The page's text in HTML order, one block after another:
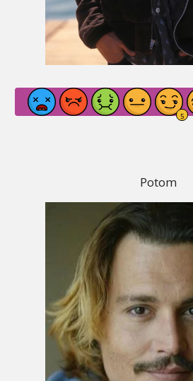
Potom